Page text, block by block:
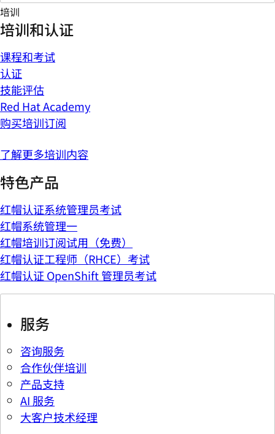
培训
培训和认证
课程和考试
认证
技能评估
Red Hat Academy
购买培训订阅
了解更多培训内容
特色产品
红帽认证系统管理员考试
红帽系统管理一
红帽培训订阅试用（免费）
红帽认证工程师（RHCE）考试
红帽认证 OpenShift 管理员考试
服务
咨询服务
合作伙伴培训
产品支持
AI 服务
大客户技术经理